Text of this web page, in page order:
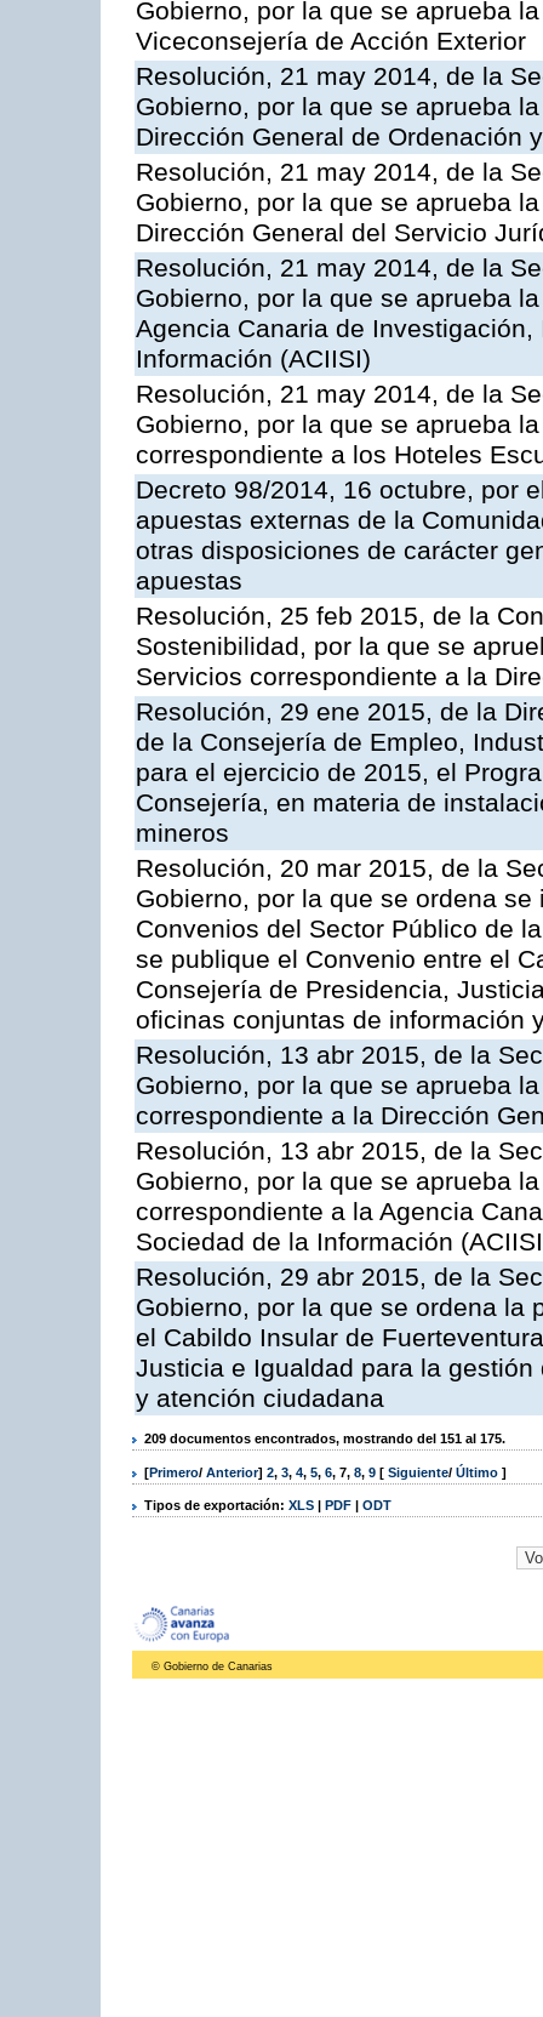
Gobierno, por la que se aprueba
Viceconsejería de Acción Exterior
Resolución, 21 may 2014, de la
Gobierno, por la que se aprueba
Dirección General de Ordenación
Resolución, 21 may 2014, de la
Gobierno, por la que se aprueba
Dirección General del Servicio
Resolución, 21 may 2014, de la
Gobierno, por la que se aprueba
Agencia Canaria de
Información (ACIISI)
Resolución, 21 may 2014, de la
Gobierno, por la que se aprueba
correspondiente a los Hoteles
Decreto 98/2014, 16 octubre, por
apuestas externas de la
otras disposiciones de carácter
apuestas
Resolución, 25 feb 2015, de la
Sostenibilidad, por la que se
Servicios correspondiente a la
Resolución, 29 ene 2015, de la
de la Consejería de Empleo,
para el ejercicio de 2015, el
Consejería, en materia de
mineros
Resolución, 20 mar 2015, de la
Gobierno, por la que se ordena
Convenios del Sector Público de
se publique el Convenio entre el
Consejería de Presidencia,
oficinas conjuntas de información
Resolución, 13 abr 2015, de la
Gobierno, por la que se aprueba
correspondiente a la Dirección
Resolución, 13 abr 2015, de la
Gobierno, por la que se aprueba
correspondiente a la Agencia
Sociedad de la Información
Resolución, 29 abr 2015, de la
Gobierno, por la que se ordena la
el Cabildo Insular de
Justicia e Igualdad para la
y atención ciudadana
209 documentos encontrados, mostrando del 151 al 175.
[Primero/ Anterior] 2, 3, 4, 5, 6, 7, 8, 9 [ Siguiente/ Último ]
Tipos de exportación: XLS | PDF | ODT
© Gobierno de Canarias